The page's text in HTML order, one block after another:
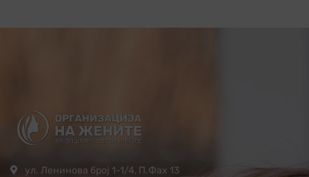
ул. Ленинова број 1-1/4, П.Фах 13